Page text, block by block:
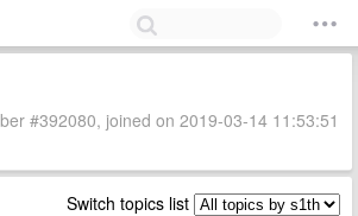
#392080, joined on 2019-03-14 11:53:51
Switch topics list